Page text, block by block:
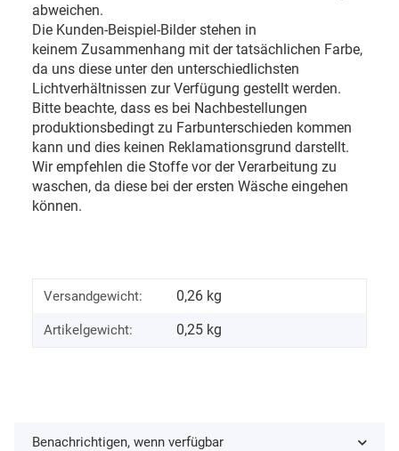
abweichen.
Die Kunden-Beispiel-Bilder stehen in
keinem Zusammenhang mit der tatsächlichen Farbe,
da uns diese unter den unterschiedlichsten
Lichtverhältnissen zur Verfügung gestellt werden.
Bitte beachte, dass es bei Nachbestellungen
produktionsbedingt zu Farbunterschieden kommen
kann und dies keinen Reklamationsgrund darstellt.
Wir empfehlen die Stoffe vor der Verarbeitung zu
waschen, da diese bei der ersten Wäsche eingehen
können.
Versandgewicht: 0,26 kg
Artikelgewicht: 0,25 kg
Benachrichtigen, wenn verfügbar